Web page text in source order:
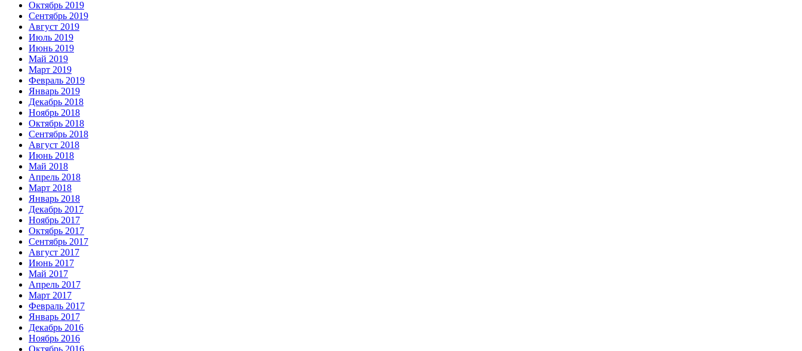
Октябрь 2019
Сентябрь 2019
Август 2019
Июль 2019
Июнь 2019
Май 2019
Март 2019
Февраль 2019
Январь 2019
Декабрь 2018
Ноябрь 2018
Октябрь 2018
Сентябрь 2018
Август 2018
Июнь 2018
Май 2018
Апрель 2018
Март 2018
Январь 2018
Декабрь 2017
Ноябрь 2017
Октябрь 2017
Сентябрь 2017
Август 2017
Июнь 2017
Май 2017
Апрель 2017
Март 2017
Февраль 2017
Январь 2017
Декабрь 2016
Ноябрь 2016